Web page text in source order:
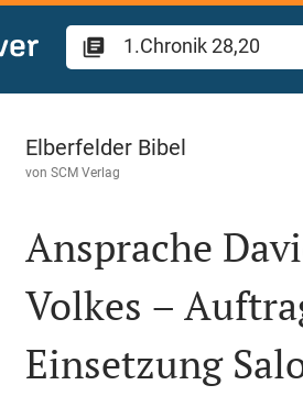
1.Chronik 28
Elberfelder Bibel
von SCM Verlag
Ansprache
Volkes –
Einsetzung